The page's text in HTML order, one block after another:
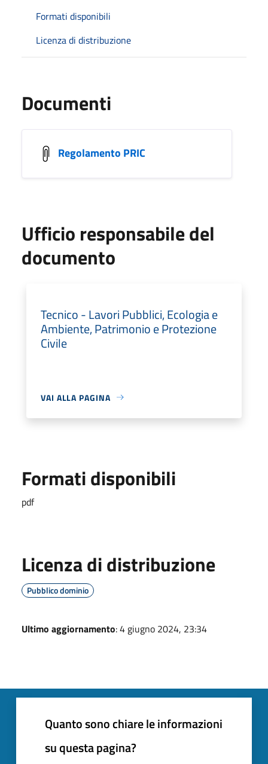
Formati disponibili
Licenza di distribuzione
Documenti
Regolamento PRIC
Ufficio responsabile del
documento
Tecnico - Lavori Pubblici, Ecologia e
Ambiente, Patrimonio e Protezione
Civile
VAI ALLA PAGINA
Formati disponibili
pdf
Licenza di distribuzione
Pubblico dominio
Ultimo aggiornamento: 4 giugno 2024, 23:34
Quanto sono chiare le informazioni
su questa pagina?